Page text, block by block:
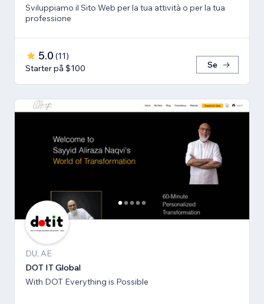
Sviluppiamo il Sito Web per la tua attività o per la tua
professione
5.0 (11)
Starter på $100
Se
DU, AE
DOT IT Global
With DOT Everything is Possible